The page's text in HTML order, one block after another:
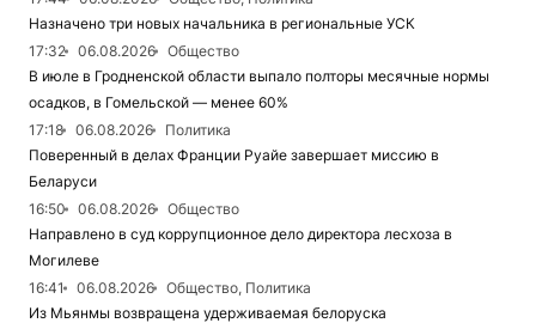
Назначено три новых начальника в региональные УСК
17:32
06.08.2026
Общество
В июле в Гродненской области выпало полторы месячные нормы
осадков, в Гомельской — менее 60%
17:18
06.08.2026
Политика
Поверенный в делах Франции Руайе завершает миссию в
Беларуси
16:50
06.08.2026
Общество
Направлено в суд коррупционное дело директора лесхоза в
Могилеве
16:41
06.08.2026
Общество, Политика
Из Мьянмы возвращена удерживаемая белоруска